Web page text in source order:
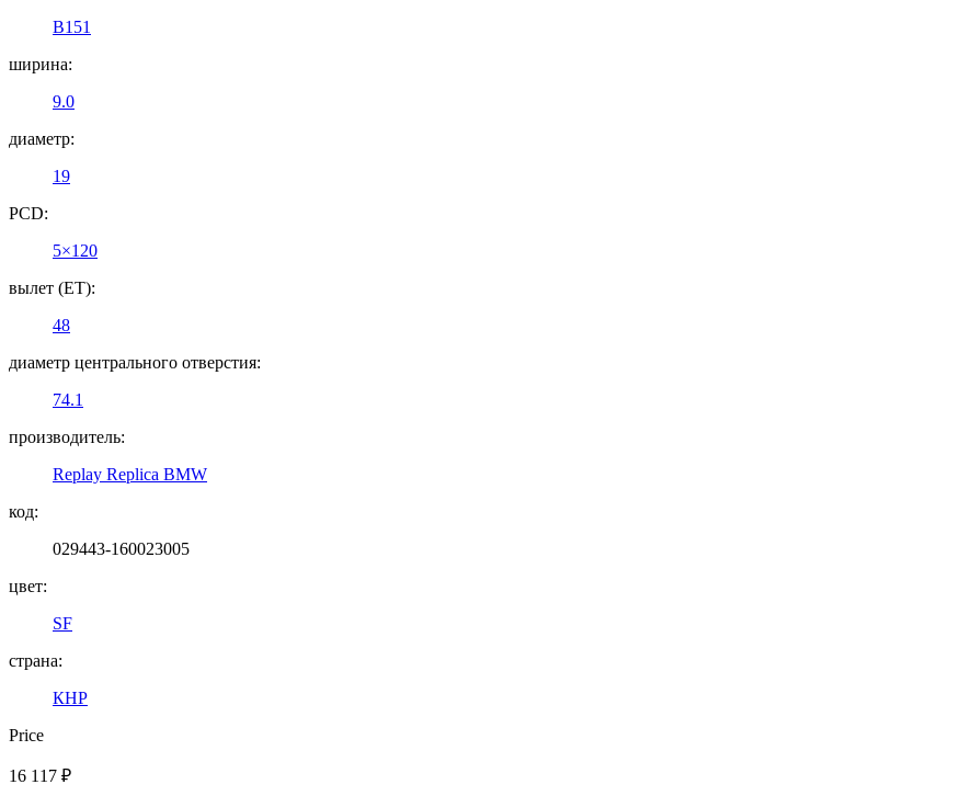
B151
ширина:
9.0
диаметр:
19
PCD:
5×120
вылет (ET):
48
диаметр центрального отверстия:
74.1
производитель:
Replay Replica BMW
код:
029443-160023005
цвет:
SF
страна:
КНР
Price
16 117 ₽